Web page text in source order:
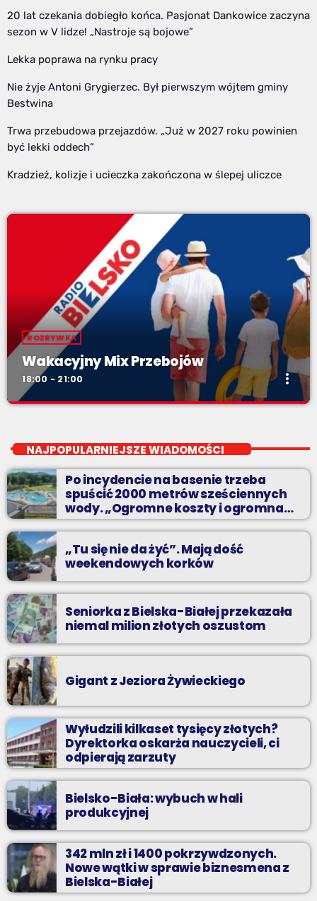
20 lat czekania dobiegło końca. Pasjonat Dankowice zaczyna
sezon w V lidze! „Nastroje są bojowe”
Lekka poprawa na rynku pracy
Nie żyje Antoni Grygierzec. Był pierwszym wójtem gminy
Bestwina
Trwa przebudowa przejazdów. „Już w 2027 roku powinien
być lekki oddech”
Kradzież, kolizje i ucieczka zakończona w ślepej uliczce
ROZRYWKA
Wakacyjny Mix Przebojów
18:00 - 21:00 more_vert
Wakacyjny Mix Przebojów w Radiu BIELSKO to najgorętsze hity
lata, muzyczne plażowe perełki, wspomnienia letnich
przebojów, nowości i premiery oraz Wasze pozdrowienia z
wakacji!
NAJPOPULARNIEJSZE WIADOMOŚCI
Po incydencie na basenie trzeba
spuścić 2000 metrów sześciennych
wody. „Ogromne koszty i ogromna
praca”
„Tu się nie da żyć”. Mają dość
weekendowych korków
Seniorka z Bielska-Białej przekazała
niemal milion złotych oszustom
Gigant z Jeziora Żywieckiego
Wyłudzili kilkaset tysięcy złotych?
Dyrektorka oskarża nauczycieli, ci
odpierają zarzuty
Bielsko-Biała: wybuch w hali
produkcyjnej
342 mln zł i 1400 pokrzywdzonych.
Nowe wątki w sprawie biznesmena z
Bielska-Białej